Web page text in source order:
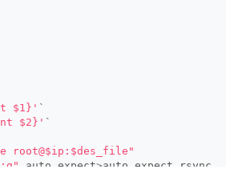
$1}' `
$2}' `
root@$ip:$des_file"
auto_expect>auto_expect_rsync